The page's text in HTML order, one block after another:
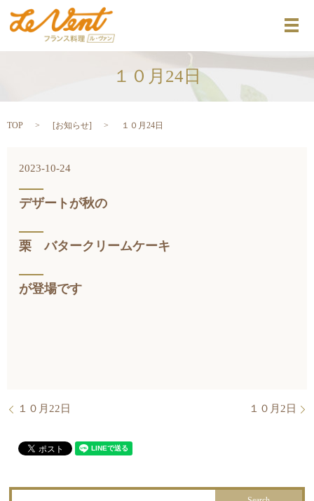
メ
１０月24日
TOP [お知らせ] １０月24日
2023-10-24
デザートが秋の
栗 バタークリームケーキ
が登場です
１０月22日 １０月2日